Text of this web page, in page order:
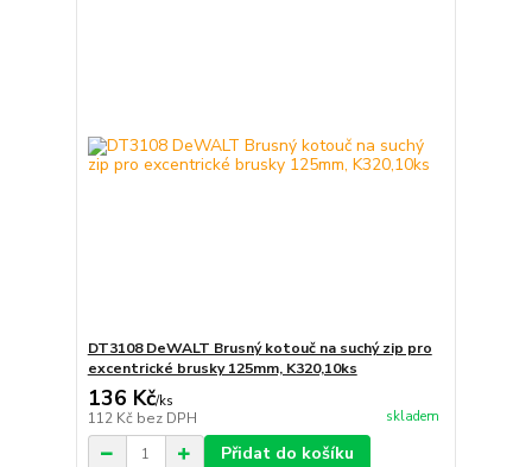
DT3108 DeWALT Brusný kotouč na suchý zip pro
excentrické brusky 125mm, K320,10ks
136 Kč/ks
112 Kč bez DPH skladem
Přidat do košíku